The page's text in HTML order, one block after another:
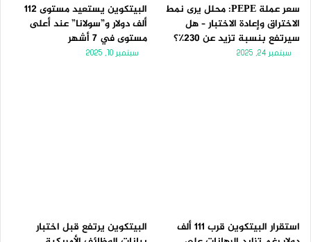
سعر عملة PEPE: محلل يرى نمط
الاختراق وإعادة الاختبار – هل
سيرتفع بنسبة تزيد عن 230٪؟
سبتمبر 24, 2025
البيتكوين يستعيد مستوى 112
ألف دولار و”سولانا” عند أعلى
مستوى في 7 أشهر
سبتمبر 10, 2025
استقرار البيتكوين قرب 111 ألف
البيتكوين يرتفع قبل اختبار